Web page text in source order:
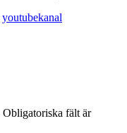
youtubekanal
Obligatoriska fält är